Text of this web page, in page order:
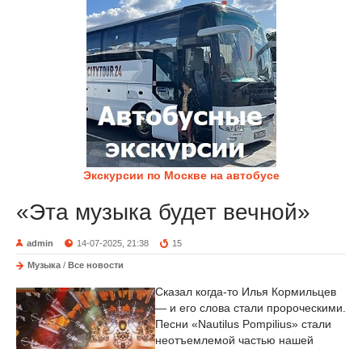
Экскурсии по Москве на автобусе
«Эта музыка будет вечной»
admin 14-07-2025, 21:38 15
Музыка / Все новости
Сказал когда-то Илья Кормильцев
— и его слова стали пророческими.
Песни «Nautilus Pompilius» стали
неотъемлемой частью нашей